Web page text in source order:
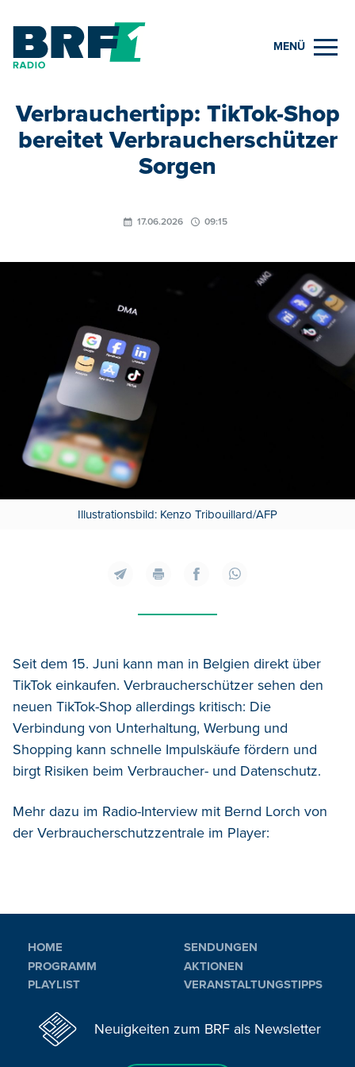
MENÜ
Verbrauchertipp: TikTok-Shop
bereitet Verbraucherschützer
Sorgen
17.06.2026 09:15
Illustrationsbild: Kenzo Tribouillard/AFP
Seit dem 15. Juni kann man in Belgien direkt über
TikTok einkaufen. Verbraucherschützer sehen den
neuen TikTok-Shop allerdings kritisch: Die
Verbindung von Unterhaltung, Werbung und
Shopping kann schnelle Impulskäufe fördern und
birgt Risiken beim Verbraucher- und Datenschutz.
Mehr dazu im Radio-Interview mit Bernd Lorch von
der Verbraucherschutzzentrale im Player:
HOME
PROGRAMM
PLAYLIST
SENDUNGEN
AKTIONEN
VERANSTALTUNGSTIPPS
Neuigkeiten zum BRF als Newsletter